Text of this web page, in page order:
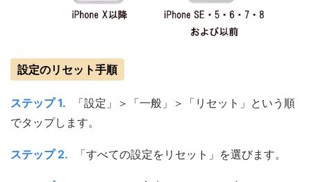
設定のリセット手順
ステップ 1.
「設定」＞「一般」＞「リセット」という順
でタップします。
ステップ 2. 「すべての設定をリセット」を選びます。